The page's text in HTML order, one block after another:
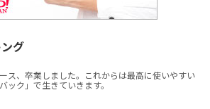
グ
ス、卒業しました。これからは最高に使いやすい
ック」で生きていきます。